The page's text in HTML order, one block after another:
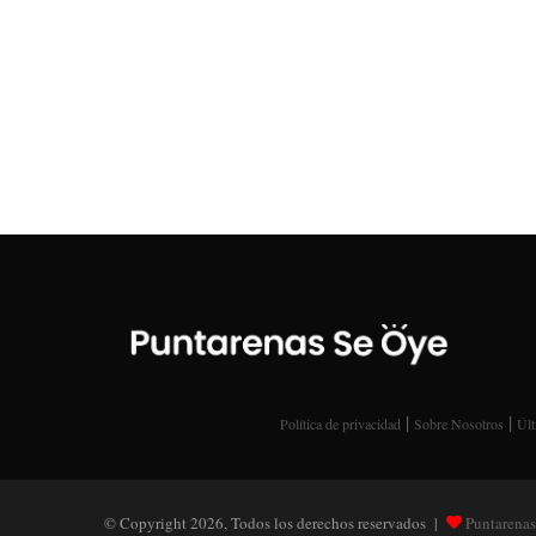
Política de privacidad | Sobre Nosotros |
© Copyright 2026, Todos los derechos reservados |